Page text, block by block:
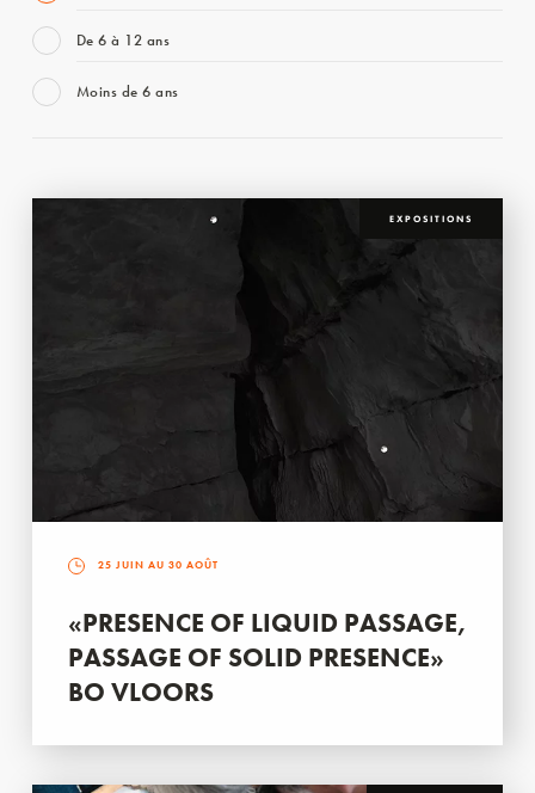
De 6 à 12 ans
Moins de 6 ans
EXPOSITIONS
25 JUIN AU 30 AOÛT
«PRESENCE OF LIQUID PASSAGE,
PASSAGE OF SOLID PRESENCE»
BO VLOORS